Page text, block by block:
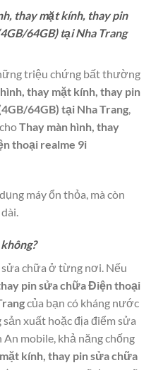
thay mặt kính, thay pin
64GB) tại Nha Trang
triệu chứng bất thường
thay mặt kính, thay pin
64GB) tại Nha Trang,
Thay màn hình, thay
thoại realme 9i
máy ổn thỏa, mà còn
chữa ở từng nơi. Nếu
pin sửa chữa Điện thoại
của bạn có kháng nước
xuất hoặc địa điểm sửa
mobile, khả năng chống
kính, thay pin sửa chữa